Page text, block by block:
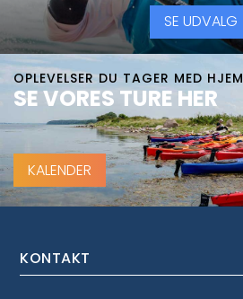
SE UDVALG
OPLEVELSER DU TAGER MED HJEM
SE VORES TURE HER
KALENDER
KONTAKT